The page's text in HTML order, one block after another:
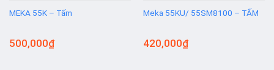
MEKA 55K – Tấm
500,000₫
Meka 55KU/ 55SM8100 – TẤM
420,000₫